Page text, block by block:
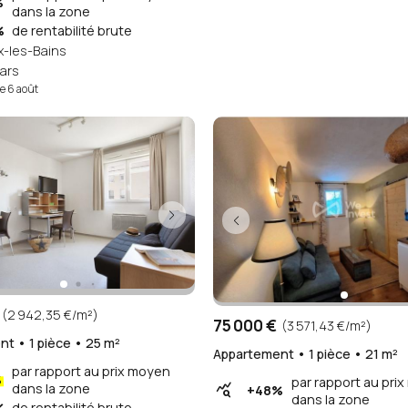
dans la zone
de rentabilité brute
les-Bains
6 août
(2 942,35 €/m²)
• 1 pièce • 25 m²
par rapport au prix moyen
dans la zone
75 000 € (3 571,43 €/m²)
Appartement • 1 pièce • 21 m²
query_stats +48% par rapport au prix
dans la zone